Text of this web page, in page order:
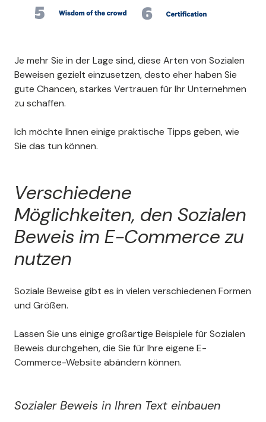
Je mehr Sie in der Lage sind, diese Arten von Sozialen
Beweisen gezielt einzusetzen, desto eher haben Sie
gute Chancen, starkes Vertrauen für Ihr Unternehmen
zu schaffen.
Ich möchte Ihnen einige praktische Tipps geben, wie
Sie das tun können.
Verschiedene
Möglichkeiten, den Sozialen
Beweis im E-Commerce zu
nutzen
Soziale Beweise gibt es in vielen verschiedenen Formen
und Größen.
Lassen Sie uns einige großartige Beispiele für Sozialen
Beweis durchgehen, die Sie für Ihre eigene E-
Commerce-Website abändern können.
Sozialer Beweis in Ihren Text einbauen